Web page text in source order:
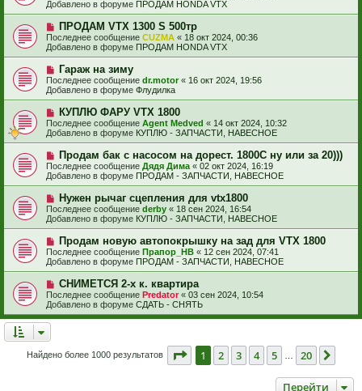
н
и
е
о
б
щ
е
н
и
е
е
с
о
о
б
щ
е
н
и
е
Добавлено в форуме ПРОДАМ HONDA VTX
Н
о
в
е
с
о
о
б
щ
е
н
и
е
ПРОДАМ VTX 1300 S 500тр
Последнее сообщение CUZMA « 18 окт 2024, 00:36
Добавлено в форуме ПРОДАМ HONDA VTX
Н
о
в
е
с
о
о
б
щ
е
н
и
е
Гараж на зиму
Последнее сообщение dr.motor« 16 окт 2024, 19:56
Добавлено в форуме Флудилка
Н
о
в
е
с
о
о
б
щ
е
н
и
е
КУПЛЮ ФАРУ VTX 1800
Последнее сообщение Agent Medved « 14 окт 2024, 10:32
Добавлено в форуме КУПЛЮ - ЗАПЧАСТИ, НАВЕСНОЕ
Н
о
в
е
с
о
о
б
щ
е
н
и
е
Продам бак с насосом на дорест. 1800С ну или за 20)))
Последнее сообщение Дядя Дима « 02 окт 2024, 16:19
Добавлено в форуме ПРОДАМ - ЗАПЧАСТИ, НАВЕСНОЕ
Н
о
в
е
с
о
о
б
щ
е
н
и
Нужен рычаг сцепления для vtx1800
Последнее сообщение derby « 18 сен 2024, 16:54
Добавлено в форуме КУПЛЮ - ЗАПЧАСТИ, НАВЕСНОЕ
Н
о
в
с
о
о
б
и
Продам новую автопокрышку на зад для VTX 1800
Последнее сообщение Прапор_НВ « 12 сен 2024, 07:41
Добавлено в форуме ПРОДАМ - ЗАПЧАСТИ, НАВЕСНОЕ
Н
о
в
е
б
СНИМЕТСЯ 2-х к. квартира
Последнее сообщение Predator« 03 сен 2024, 10:54
Добавлено в форуме СДАТЬ - СНЯТЬ
Найдено более 1000 результатов Страница из 20
1 2 3 4 5 20
Перейти